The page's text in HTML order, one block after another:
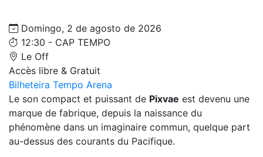
Domingo, 2 de agosto de 2026
12:30 - CAP TEMPO
Le Off
Accès libre & Gratuit
Bilheteira Tempo Arena
Le son compact et puissant de Pixvae est devenu une
marque de fabrique, depuis la naissance du
phénomène dans un imaginaire commun, quelque part
au-dessus des courants du Pacifique.